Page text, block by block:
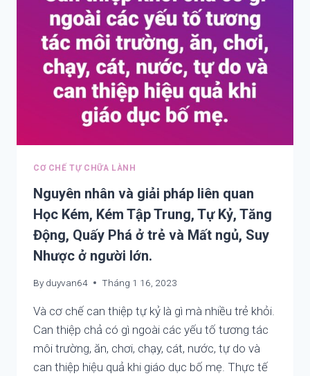
DISEASES
IN
THE
WORDS
OF
NURSERY
SCHOOL
FOR
ALL
CƠ CHẾ TỰ CHỮA LÀNH
Nguyên nhân và giải pháp liên quan
Học Kém, Kém Tập Trung, Tự Kỷ, Tăng
Động, Quấy Phá ở trẻ và Mất ngủ, Suy
Nhược ở người lớn.
By duyvan64 Tháng 1 16, 2023
Và cơ chế can thiệp tự kỷ là gì mà nhiều trẻ khỏi.
Can thiệp chả có gì ngoài các yếu tố tương tác
môi trường, ăn, chơi, chạy, cát, nước, tự do và
can thiệp hiệu quả khi giáo dục bố mẹ. Thực tế